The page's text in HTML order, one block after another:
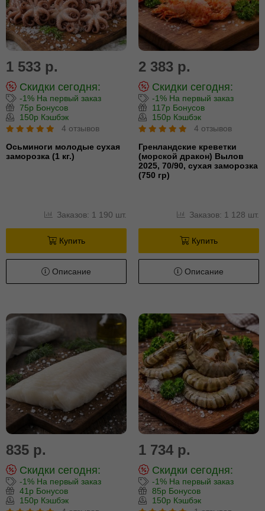
1 533 р.
Скидки сегодня:
-1% На первый заказ
75р Бонусов
150р Кэшбэк
4 отзывов
Осьминоги молодые сухая
заморозка (1 кг.)
Заказов: 1 190 шт.
Купить
Описание
2 383 р.
Скидки сегодня:
-1% На первый заказ
117р Бонусов
150р Кэшбэк
4 отзывов
Гренландские креветки
(морской дракон) Вылов
2025, 70/90, сухая заморозка
(750 гр)
Заказов: 1 128 шт.
Купить
Описание
835 р.
Скидки сегодня:
-1% На первый заказ
41р Бонусов
150р Кэшбэк
1 734 р.
Скидки сегодня:
-1% На первый заказ
85р Бонусов
150р Кэшбэк